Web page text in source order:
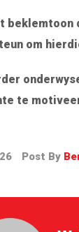
beklemtoon
om
te
Post By